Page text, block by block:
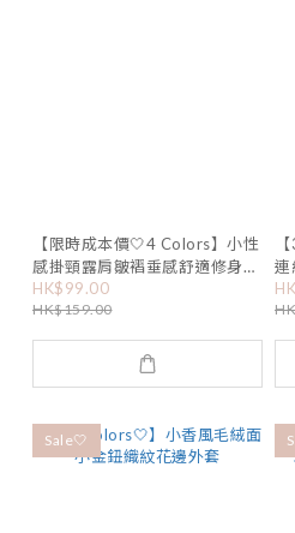
【限時成本價🤍4 Colors】小性
感掛頸露肩皺褶垂感舒適修身上
衣
HK$99.00
HK$159.00
連
Sale🤍